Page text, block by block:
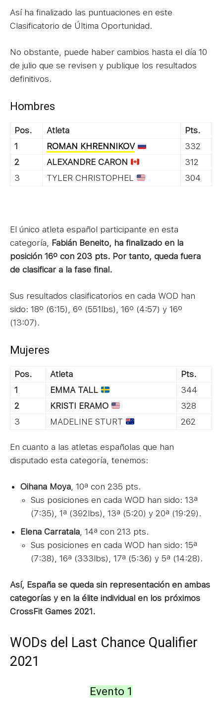
Así ha finalizado las puntuaciones en este
Clasificatorio de Última Oportunidad.
No obstante, puede haber cambios hasta el día 10
de julio que se revisen y publique los resultados
definitivos.
Hombres
Pos. Atleta
Pts.
1
ROMAN KHRENNIKOV
332
2
ALEXANDRE CARON
312
3
TYLER CHRISTOPHEL 304
El único atleta español participante en esta
categoría, Fabián Beneito, ha finalizado en la
posición 16º con 203 pts. Por tanto, queda fuera
de clasificar a la fase final.
Sus resultados clasificatorios en cada WOD han
sido: 18º (6:15), 6º (551lbs), 16º (4:57) y 16º
(13:07).
Mujeres
Pos. Atleta
Pts.
1
EMMA TALL
344
2
KRISTI ERAMO
328
3
MADELINE STURT 262
En cuanto a las atletas españolas que han
disputado esta categoría, tenemos:
Oihana Moya , 10ª con 235 pts.
Sus posiciones en cada WOD han sido: 13ª
(7:35), 1ª (392lbs), 13ª (5:20) y 20ª (19:29).
Elena Carratala , 14ª con 213 pts.
Sus posiciones en cada WOD han sido: 15ª
(7:38), 16ª (333lbs), 17ª (5:36) y 5ª (14:28).
Así, España se queda sin representación en ambas
categorías y en la élite individual en los próximos
CrossFit Games 2021.
WODs del Last Chance Qualifier
2021
Evento 1